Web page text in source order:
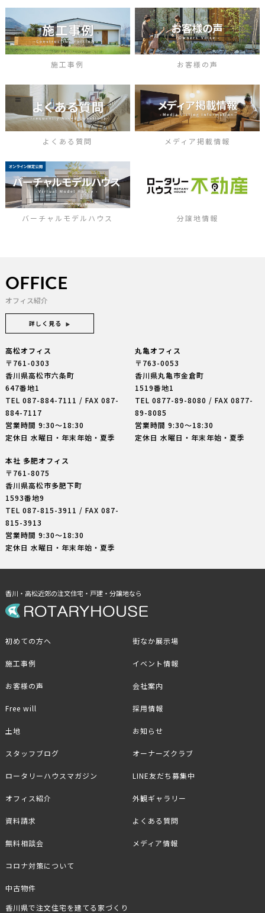
施工事例 お客様の声
よくある質問 メディア掲載情報
バーチャルモデルハウス 分譲地情報
OFFICE
オフィス紹介
詳しく見る
高松オフィス
〒761-0303
香川県高松市六条町
647番地1
TEL 087-884-7111 / FAX 087-
884-7117
営業時間 9:30〜18:30
定休日 水曜日・年末年始・夏季
丸亀オフィス
〒763-0053
香川県丸亀市金倉町
1519番地1
TEL0877-89-8080 / FAX 0877-
89-8085
営業時間 9:30〜18:30
定休日 水曜日・年末年始・夏季
本社 多肥オフィス
〒761-8075
香川県高松市多肥下町
1593番地9
TEL 087-815-3911 / FAX 087-
815-3913
営業時間 9:30〜18:30
定休日 水曜日・年末年始・夏季
香川・高松近郊の注文住宅・戸建・分譲地なら
初めての方へ
施工事例
お客様の声
Free will
土地
街なか展示場
イベント情報
会社案内
採用情報
お知らせ
スタッフブログ
ロータリーハウスマガジン
オフィス紹介
資料請求
無料相談会
オーナーズクラブ
LINE友だち募集中
外観ギャラリー
よくある質問
メディア情報
コロナ対策について
中古物件
香川県で注文住宅を建てる家づくり